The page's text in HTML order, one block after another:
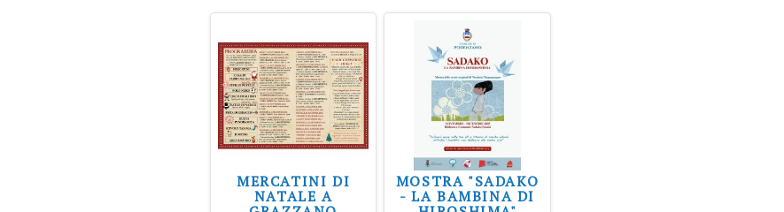
MERCATINI DI
NATALE A
MOSTRA "SADAKO
- LA BAMBINA DI